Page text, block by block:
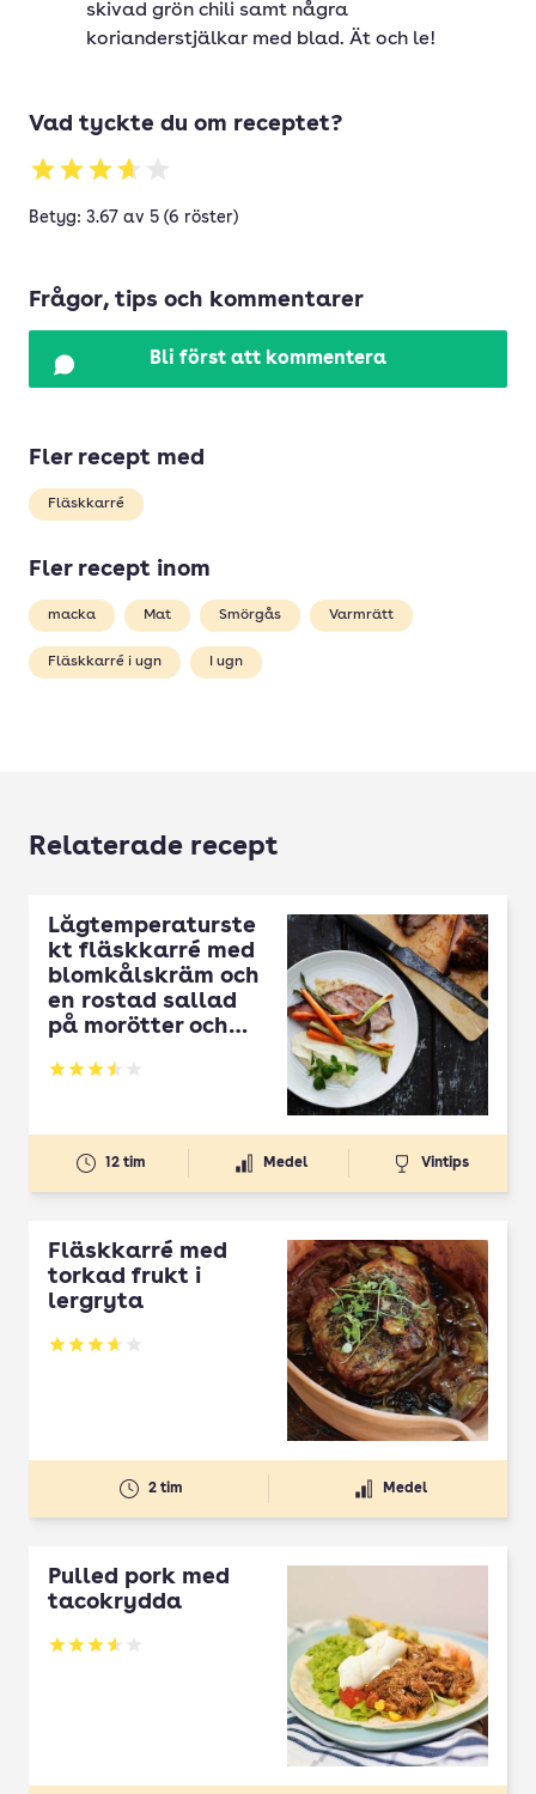
skivad grön chili samt några
korianderstjälkar med blad. Ät och le!
Vad tyckte du om receptet?
Betyg: 3.67 av 5 (6 röster)
Frågor, tips och kommentarer
Bli först att kommentera
Fler recept med
Fläskkarré
Fler recept inom
macka Mat Smörgås Varmrätt
Fläskkarré i ugn I ugn
Relaterade recept
Lågtemperaturste
kt fläskkarré med
blomkålskräm och
en rostad sallad
på morötter och
Betyg: 3.49 av 5
12 tim Medel Vintips
Fläskkarré med
torkad frukt i
lergryta
Betyg: 3.68 av 5
2 tim Medel
Pulled pork med
tacokrydda
Betyg: 3.56 av 5